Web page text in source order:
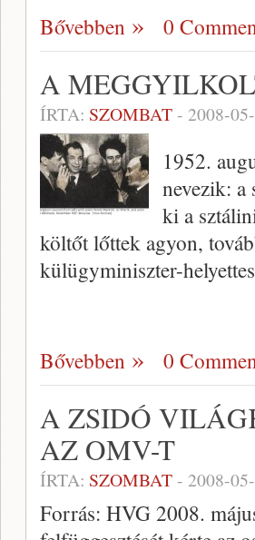
Bővebben 0
A
ÍRTA: SZOMBAT- 2008-
1952.
nevezik: a
ki a
költőt lőttek agyon,
külügyminiszter-
Bővebben 0
A ZSIDÓ
AZ OMV-T
ÍRTA: SZOMBAT- 2008-
Forrás: HVG 2008.